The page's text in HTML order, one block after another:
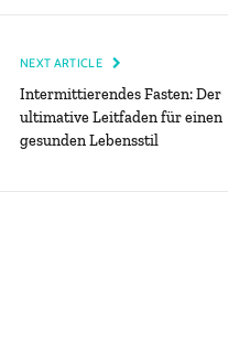
NEXT ARTICLE
Intermittierendes Fasten: Der
ultimative Leitfaden für einen
gesunden Lebensstil